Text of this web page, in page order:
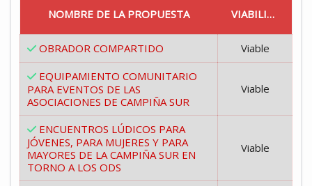
NOMBRE DE LA PROPUESTA VIABILIDAD
OBRADOR COMPARTIDO
Viable
EQUIPAMIENTO COMUNITARIO
PARA EVENTOS DE LAS
ASOCIACIONES DE CAMPIÑA SUR
Viable
ENCUENTROS LÚDICOS PARA
JÓVENES, PARA MUJERES Y PARA
MAYORES DE LA CAMPIÑA SUR EN
TORNO A LOS ODS
Viable